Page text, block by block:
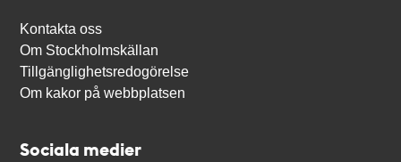
Kontakta oss
Om Stockholmskällan
Tillgänglighetsredogörelse
Om kakor på webbplatsen
Sociala medier